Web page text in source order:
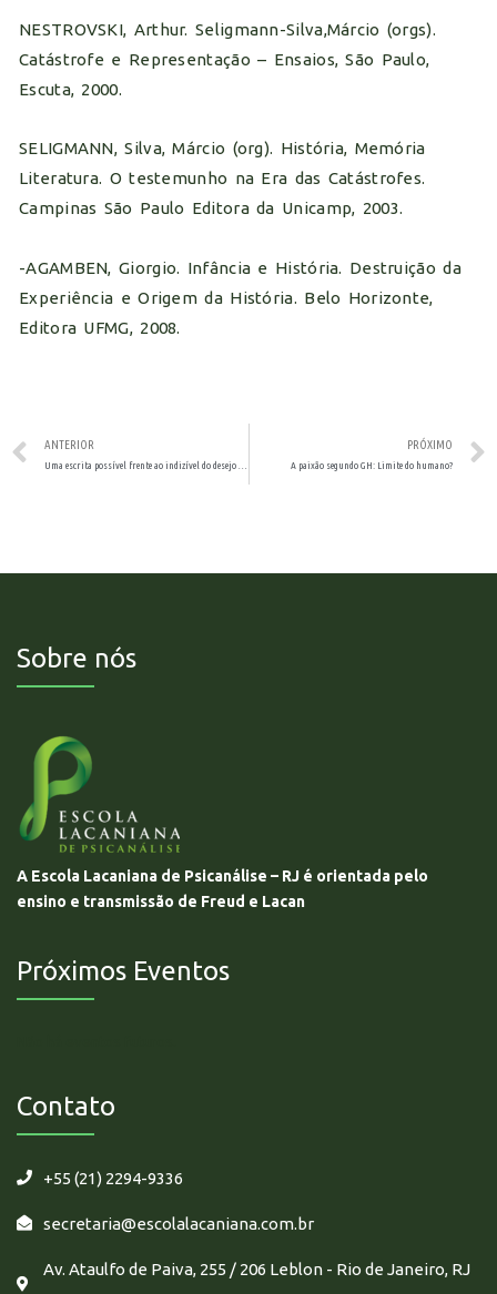
NESTROVSKI, Arthur. Seligmann-Silva,Márcio (orgs).
Catástrofe e Representação – Ensaios, São Paulo,
Escuta, 2000.
SELIGMANN, Silva, Márcio (org). História, Memória
Literatura. O testemunho na Era das Catástrofes.
Campinas São Paulo Editora da Unicamp, 2003.
-AGAMBEN, Giorgio. Infância e História. Destruição da
Experiência e Origem da História. Belo Horizonte,
Editora UFMG, 2008.
ANTERIOR PRÓXIMO
A paixão segundo GH: Limite do humano?
Sobre nós
A Escola Lacaniana de Psicanálise – RJ é orientada pelo
ensino e transmissão de Freud e Lacan
Próximos Eventos
Contato
+55 (21) 2294-9336
secretaria@escolalacaniana.com.br
Av. Ataulfo de Paiva, 255 / 206 Leblon - Rio de Janeiro, RJ